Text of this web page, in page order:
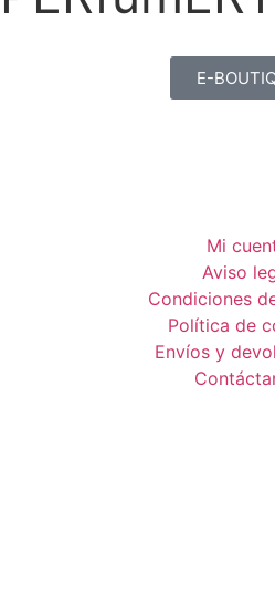
E-
Mi
Aviso
Condiciones
Política de
Envíos y